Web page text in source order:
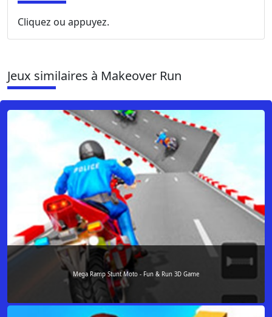
Cliquez ou appuyez.
Jeux similaires à Makeover Run
Mega Ramp Stunt Moto - Fun & Run 3D Game